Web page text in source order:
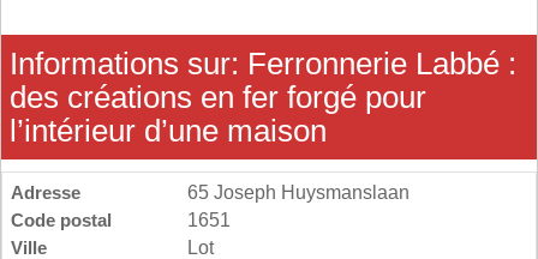
Informations sur: Ferronnerie Labbé :
des créations en fer forgé pour
l’intérieur d’une maison
Adresse
65 Joseph Huysmanslaan
Code postal
1651
Ville
Lot